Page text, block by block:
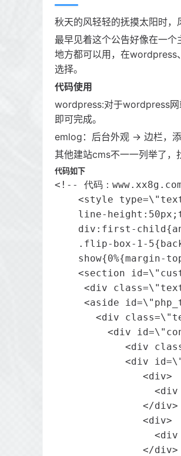
秋天的风轻轻的抚摸太阳时，
最早见着这个公告好像在一
地方都可以用，在wordpress
选择。
代码使用
wordpress:对于wordpress网
即可完成。
emlog：后台外观 -> 边栏，
其他建站cms不一一列举了，
代码如下
<!-- 代码：
<style
line-
div:first-
.flip-box-1-
show{0%{margin-
<section
<div
<aside
<div
<div
<div
<div
               <div>
<div
               </div>
               <div>
<div
               </div>